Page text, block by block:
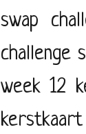
swap
challenge
week 12